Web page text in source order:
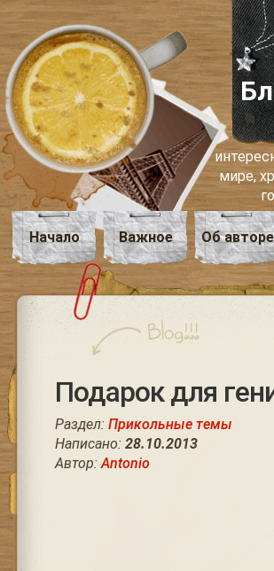
мире,
Начало Важное Об авторе
Подарок для
Раздел: Прикольные темы
Написано: 28.10.2013
Автор:Antonio